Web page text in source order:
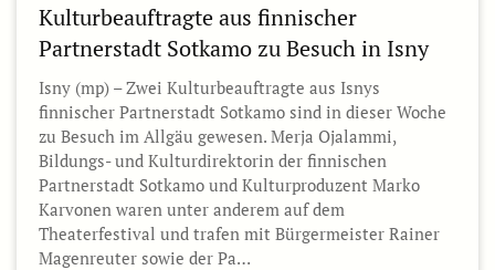
Kulturbeauftragte aus finnischer
Partnerstadt Sotkamo zu Besuch in Isny
Isny (mp) – Zwei Kulturbeauftragte aus Isnys
finnischer Partnerstadt Sotkamo sind in dieser Woche
zu Besuch im Allgäu gewesen. Merja Ojalammi,
Bildungs- und Kulturdirektorin der finnischen
Partnerstadt Sotkamo und Kulturproduzent Marko
Karvonen waren unter anderem auf dem
Theaterfestival und trafen mit Bürgermeister Rainer
Magenreuter sowie der Pa…